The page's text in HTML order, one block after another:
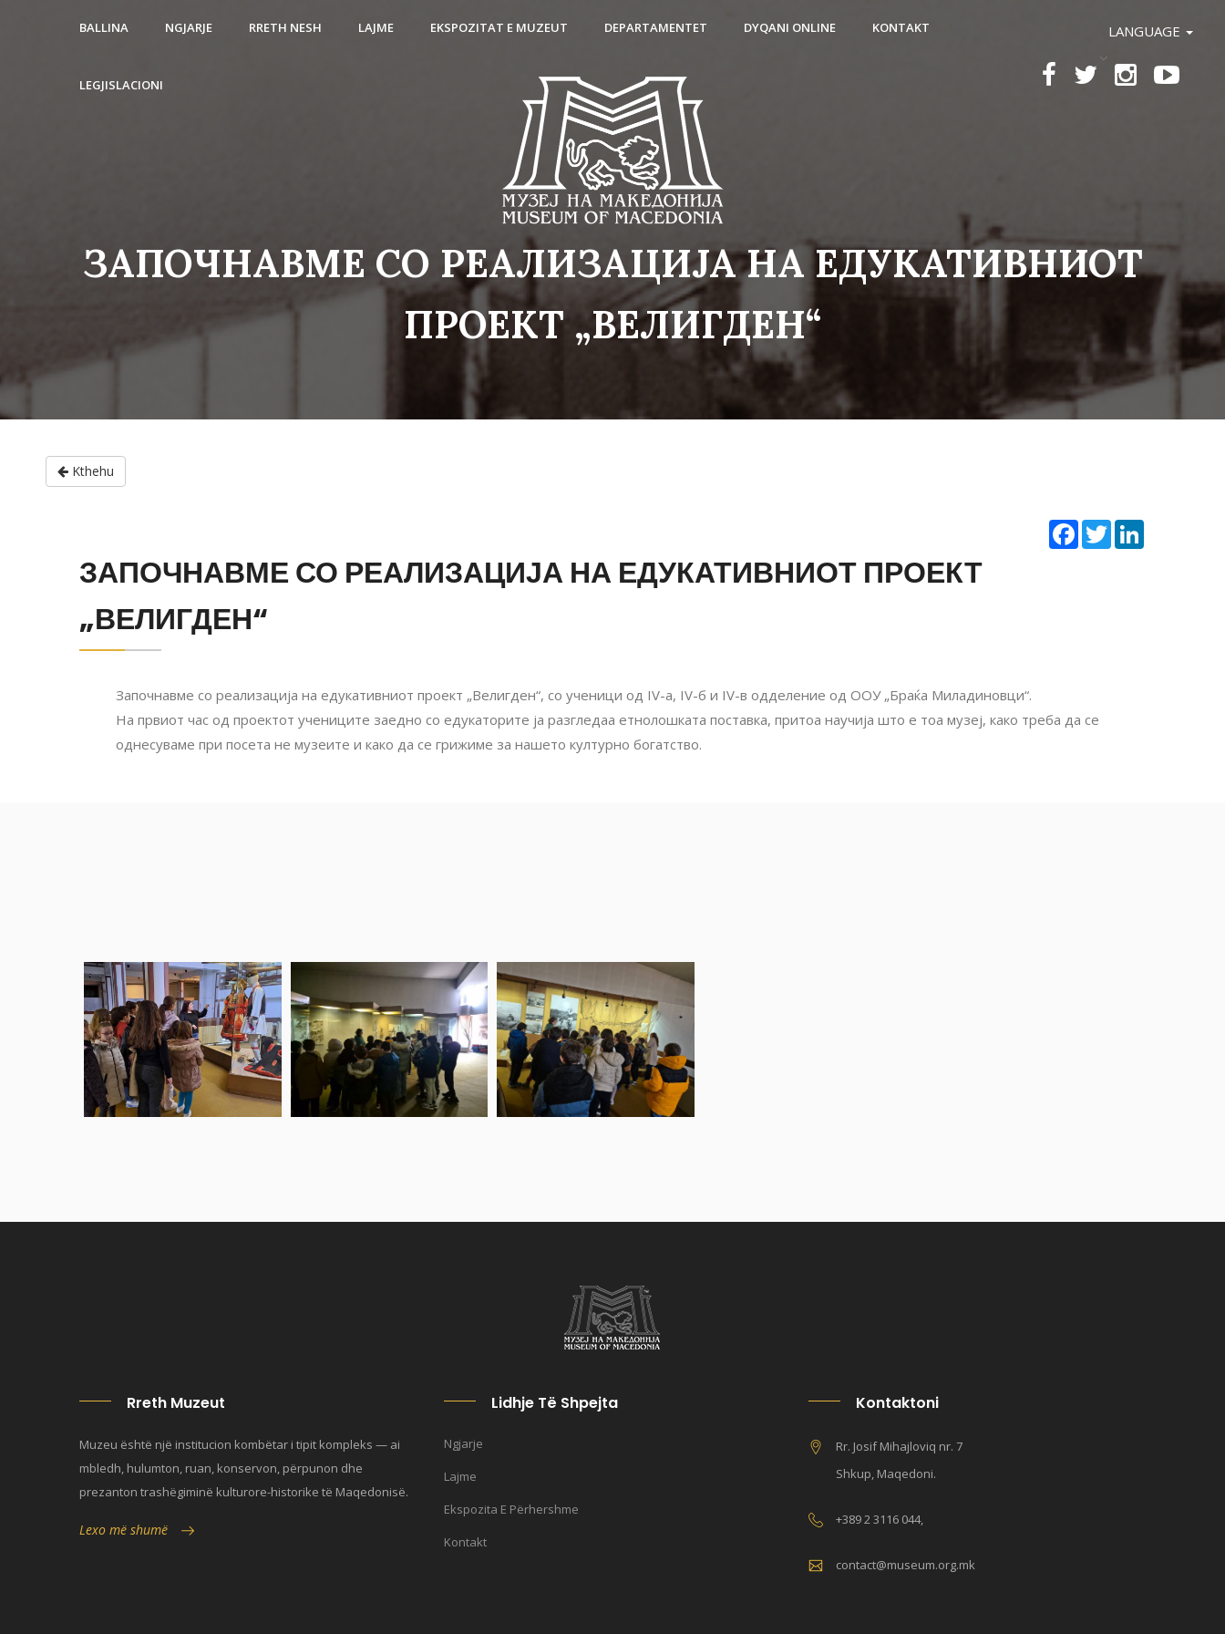
Kthehu
LANGUAGE
BALLINA NGJARJE RRETH NESH LAJME EKSPOZITAT E MUZEUT DEPARTAMENTET DYQANI ONLINE KONTAKT
LEGJISLACIONI
ЗАПОЧНАВМЕ СО РЕАЛИЗАЦИЈА НА ЕДУКАТИВНИОТ
ПРОЕКТ „ВЕЛИГДЕН“
Facebook
Twitter
ЗАПОЧНАВМЕ СО РЕАЛИЗАЦИЈА НА ЕДУКАТИВНИОТ ПРОЕКТ
„ВЕЛИГДЕН“
Започнавме со реализација на едукативниот проект „Велигден“, со ученици од IV-а, IV-б и IV-в одделение од ООУ „Браќа Миладиновци“.
На првиот час од проектот учениците заедно со едукаторите ја разгледаа етнолошката поставка, притоа научија што е тоа музеј, како треба да се
однесуваме при посета не музеите и како да се грижиме за нашето културно богатство.
Rreth Muzeut
Muzeu është një institucion kombëtar i tipit kompleks — ai
mbledh, hulumton, ruan, konservon, përpunon dhe
prezanton trashëgiminë kulturore-historike të Maqedonisë.
Lexo më shumë
Lidhje Të Shpejta
Ngjarje
Lajme
Ekspozita E Përhershme
Kontakt
Kontaktoni
Rr. Josif Mihajloviq nr. 7
Shkup, Maqedoni.
+389 2 3116 044,
contact@museum.org.mk